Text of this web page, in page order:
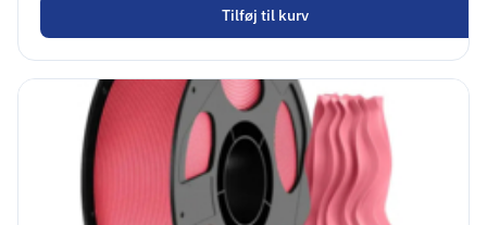
Tilføj til kurv